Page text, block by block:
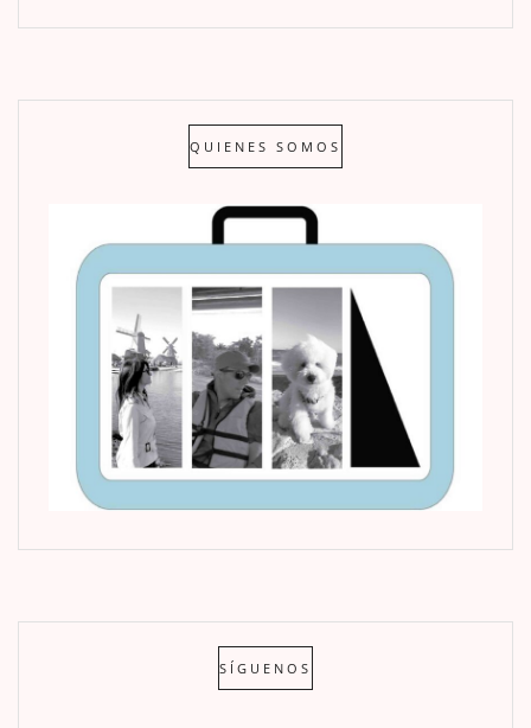
QUIENES SOMOS
SÍGUENOS